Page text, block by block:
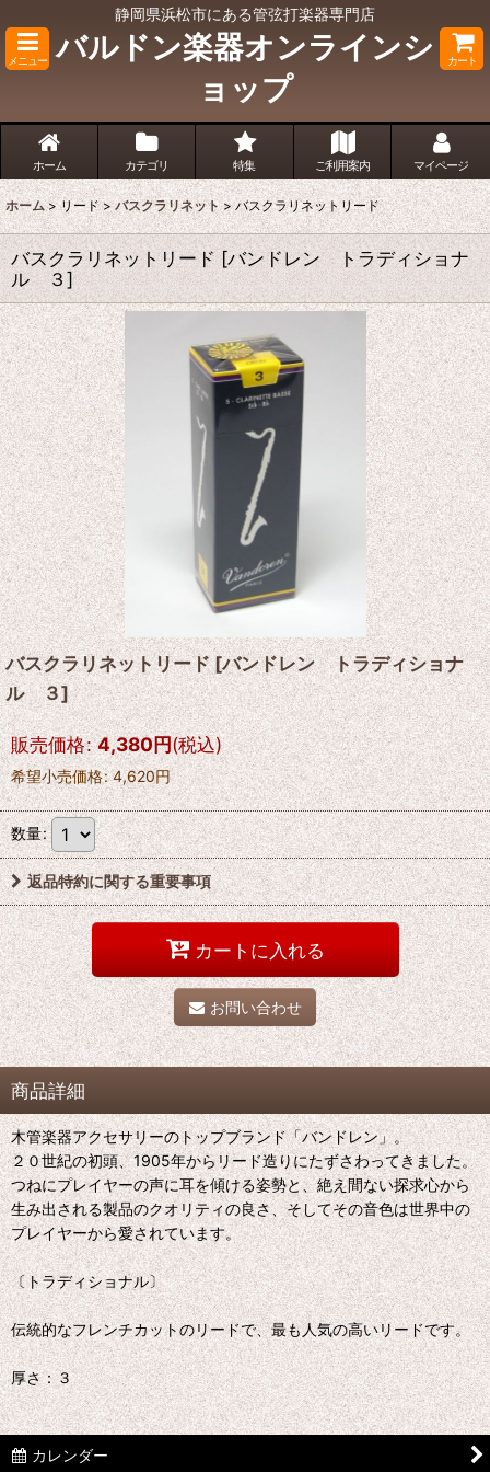
静岡県浜松市にある管弦打楽器専門店
メニュー
バルドン楽器オンラインシ
ョップ
カート
ホーム カテゴリ 特集 ご利用案内 マイページ
ホーム > リード > バスクラリネット > バスクラリネットリード
バスクラリネットリード [バンドレン トラディショナ
ル ３]
バスクラリネットリード[バンドレン トラディショナ
ル ３]
販売価格: 4,380円(税込)
希望小売価格: 4,620円
数量:
返品特約に関する重要事項
カートに入れる
お問い合わせ
商品詳細
木管楽器アクセサリーのトップブランド「バンドレン」。
２０世紀の初頭、1905年からリード造りにたずさわってきました。
つねにプレイヤーの声に耳を傾ける姿勢と、絶え間ない探求心から
生み出される製品のクオリティの良さ、そしてその音色は世界中の
プレイヤーから愛されています。
〔トラディショナル〕
伝統的なフレンチカットのリードで、最も人気の高いリードです。
厚さ：３
カレンダー